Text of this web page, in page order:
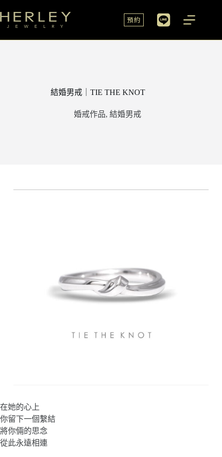
預約
結婚男戒｜TIE THE KNOT
婚戒作品,結婚男戒
在她的心上
你留下一個繫結
將你倆的思念
從此永遠相連